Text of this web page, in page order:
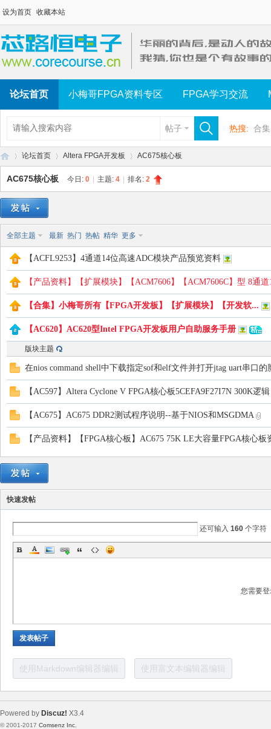
设为首页 收藏本站
论坛首页 小梅哥FPGA资料专区 FPGA学习交流
帖子 热搜: 合集
子
»
论坛首页 Altera FPGA开发板 AC675核心板
AC675核心板 今日: 0 主题: 4 排名: 2
全部主题 最新 热门 热帖 精华 更多
【ACFL9253】4通道14位高速ADC模块产品预览资料
【产品资料】【扩展模块】【ACM7606】【ACM7606C】型 8通
【合集】小梅哥所有【FPGA开发板】【扩展模块】【开发软...
【AC620】AC620型Intel FPGA开发板用户自助服务手册
版块主题
在nios command shell中下载指定sof和elf文件并打开jtag uart串口的
【AC597】Altera Cyclone V FPGA核心板5CEFA9F27I7N 300K逻
【AC675】AC675 DDR2测试程序说明--基于NIOS和MSGDMA
【产品资料】【FPGA核心板】AC675 75K LE大容量FPGA核心板
快速发帖
还可输入 160 个字符
您需要
发表帖子
使用Markdown编辑器编辑 使用富文本编辑器编辑
Powered by Discuz! X3.4
© 2001-2017 Comsenz Inc.